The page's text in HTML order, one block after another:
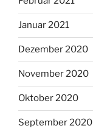
Januar 2021
Dezember 2020
November 2020
Oktober 2020
September 2020